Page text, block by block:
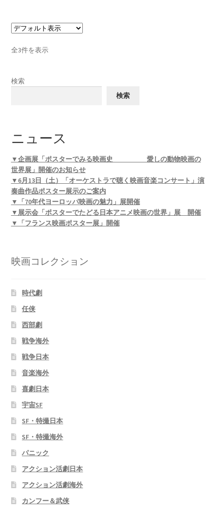
全3件を表示
検索
検索
ニュース
▼企画展「ポスターでみる映画史 愛しの動物映画の
世界展」開催のお知らせ
▼6月13日（土）「オーケストラで聴く映画音楽コンサート」演
奏曲作品ポスター展示のご案内
▼「70年代ヨーロッパ映画の魅力」展開催
▼展示会「ポスターでたどる日本アニメ映画の世界」展 開催
▼「フランス映画ポスター展」開催
映画コレクション
時代劇
任侠
西部劇
戦争海外
戦争日本
音楽海外
喜劇日本
宇宙SF
SF・特撮日本
SF・特撮海外
パニック
アクション活劇日本
アクション活劇海外
カンフー＆武侠